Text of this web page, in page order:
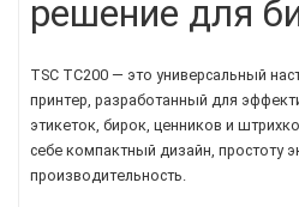
решение для
TSC TC200 — это универсальный
принтер, разработанный для
этикеток, бирок, ценников и
себе компактный дизайн, простоту
производительность.